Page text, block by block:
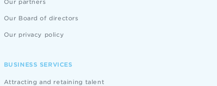
Our partners
Our Board of directors
Our privacy policy
BUSINESS SERVICES
Attracting and retaining talent